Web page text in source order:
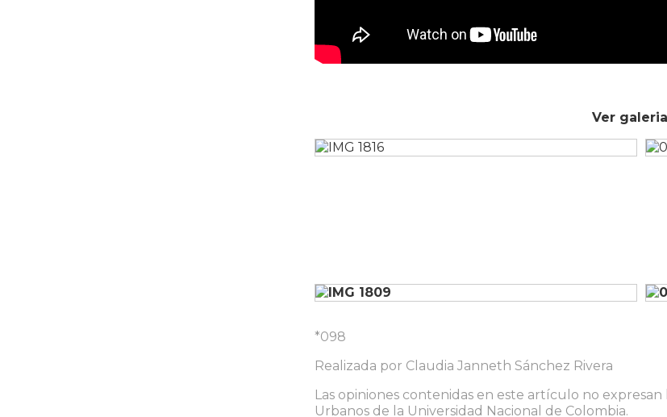
Ver
*098
Realizada por Claudia Janneth Sánchez Rivera
Las opiniones contenidas en este artículo no
Urbanos de la Universidad Nacional de Colombia.